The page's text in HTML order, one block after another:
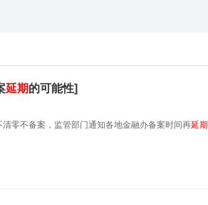
延期的可能性]
零不备案，监管部门通知各地金融办备案时间再延期